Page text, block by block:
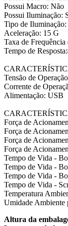
Possui Macro: Não
Possui Iluminação:
Tipo de
Aceleração: 15 G
Taxa de
Tempo de
Tensão de
Corrente de
Alimentação: USB
Força de
Força de
Força de
Força de
Tempo de Vida -
Tempo de Vida -
Tempo de Vida -
Tempo de Vida -
Temperatura
Umidade Ambiente
Altura da